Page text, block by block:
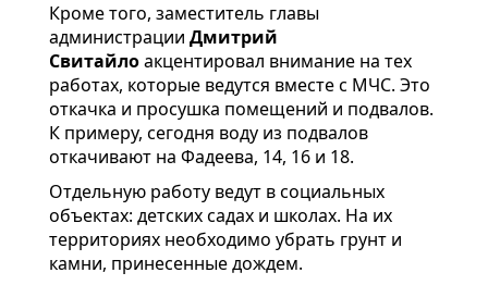
Кроме того, заместитель главы
администрации Дмитрий
Свитайлоакцентировал внимание на тех
работах, которые ведутся вместе с МЧС. Это
откачка и просушка помещений и подвалов.
К примеру, сегодня воду из подвалов
откачивают на Фадеева, 14, 16 и 18.
Отдельную работу ведут в социальных
объектах: детских садах и школах. На их
территориях необходимо убрать грунт и
камни, принесенные дождем.